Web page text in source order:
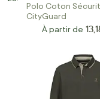
Polo Coton
CityGuard
À partir de